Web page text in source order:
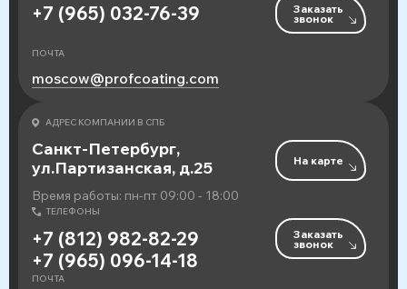
+7 (965) 032-76-39 Заказать
звонок
ПОЧТА
moscow@profcoating.com
АДРЕС КОМПАНИИ В СПБ
Санкт-Петербург,
ул.Партизанская, д.25
Время работы: пн-пт 09:00 - 18:00
На карте
ТЕЛЕФОНЫ
+7 (812) 982-82-29
+7 (965) 096-14-18
Заказать
звонок
ПОЧТА